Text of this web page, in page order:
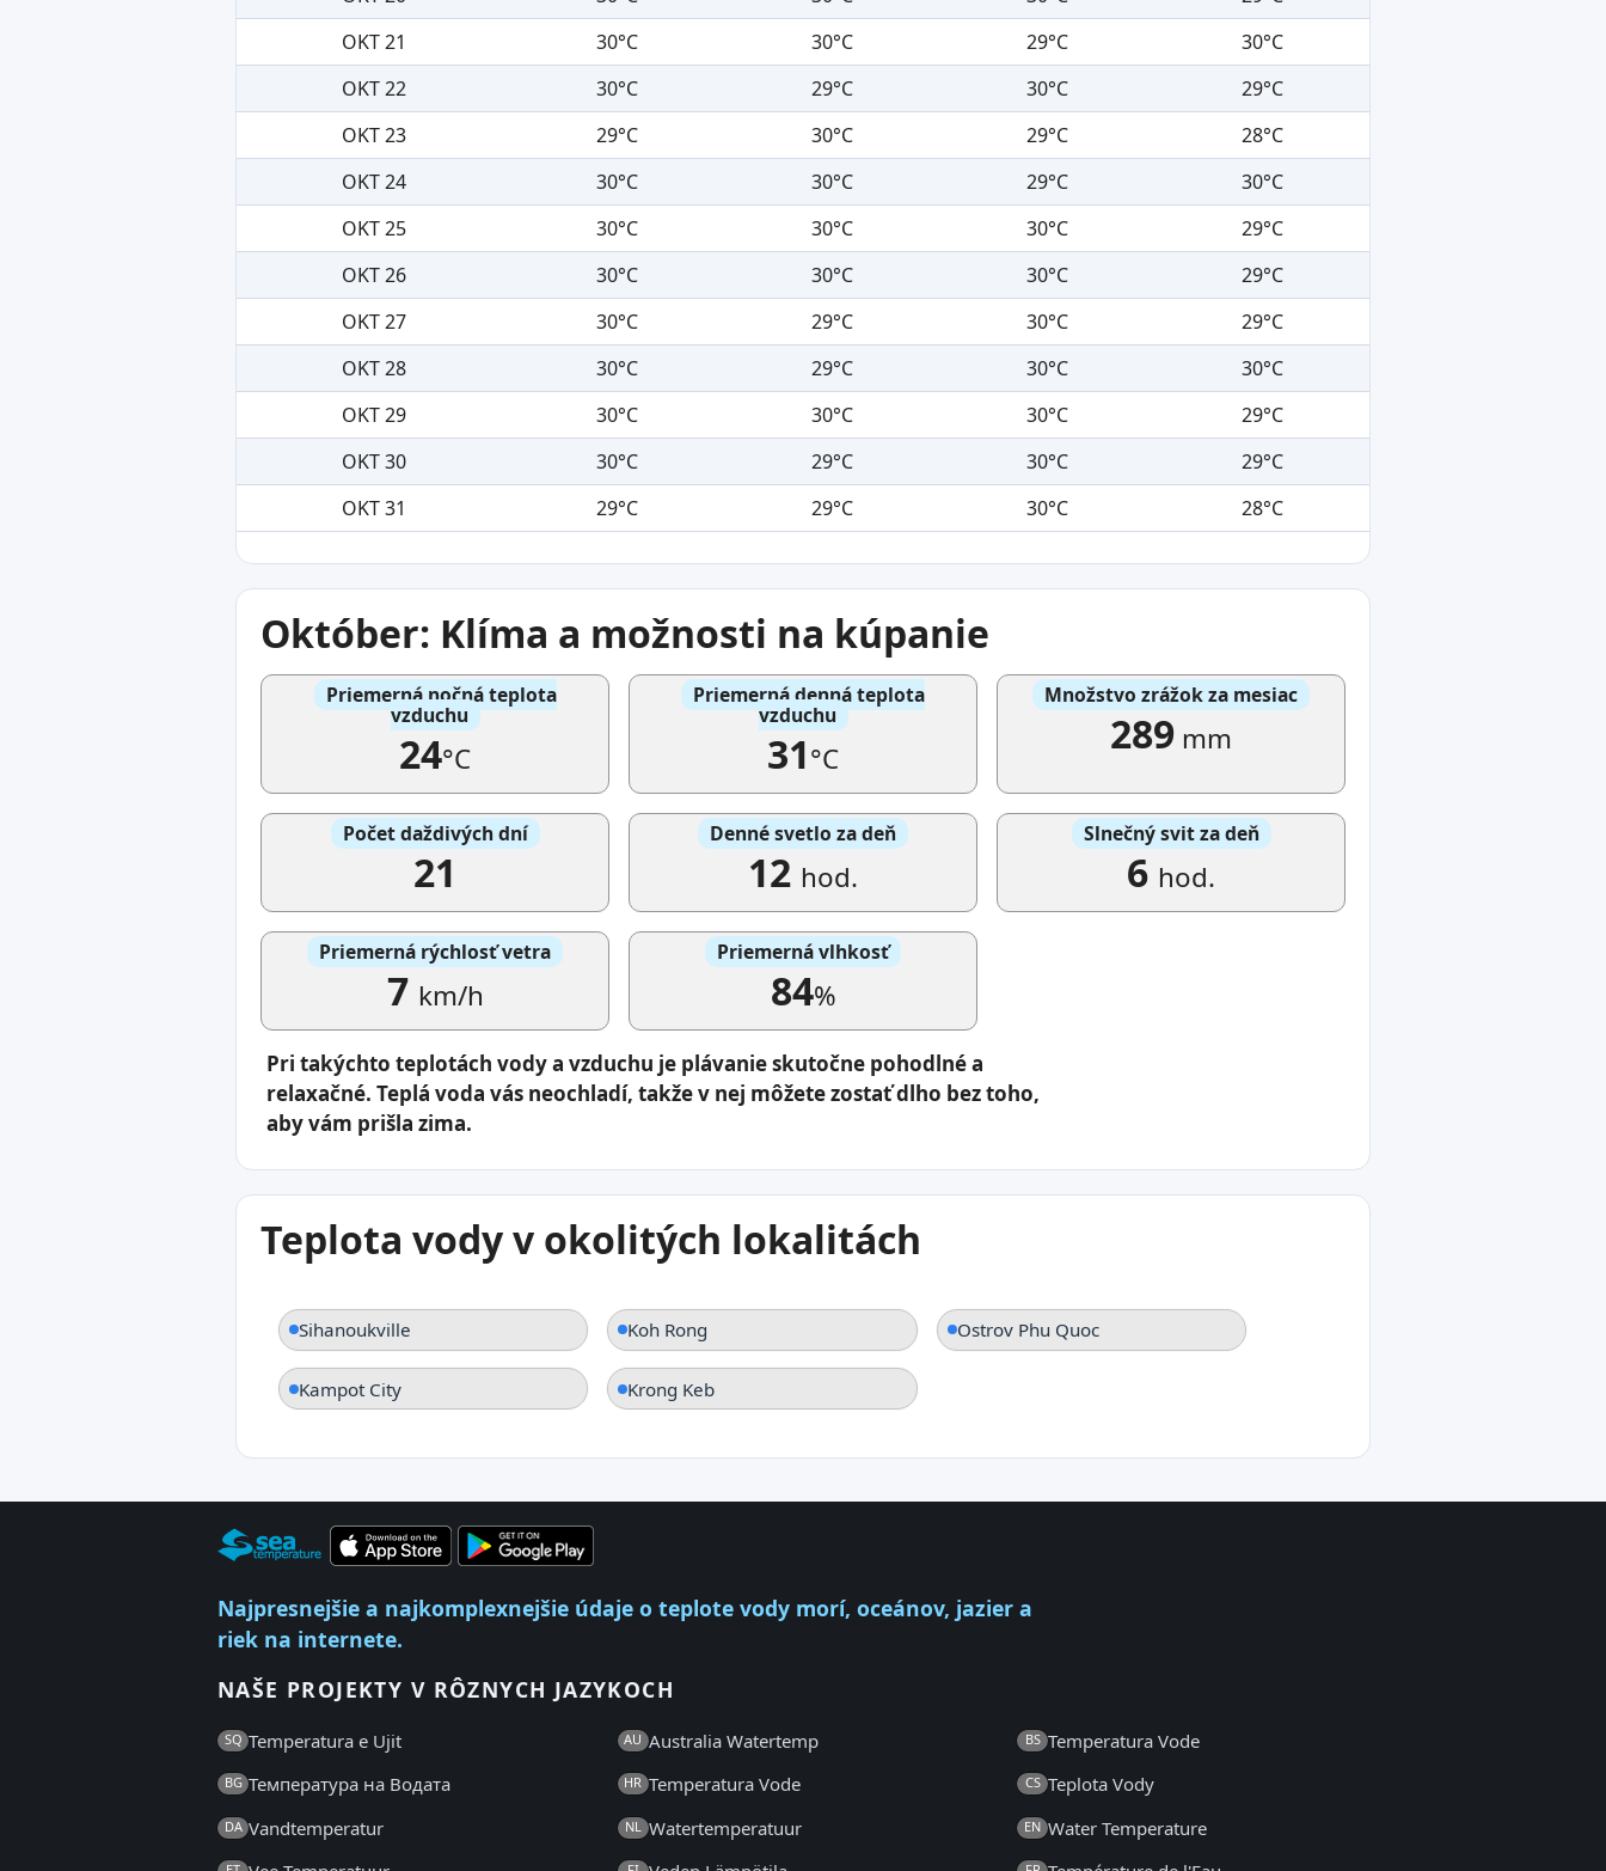
OKT 21
30°C 30°C 29°C
30°C
OKT 22
30°C 29°C 30°C
29°C
OKT 23
29°C 30°C 29°C
28°C
OKT 24
30°C 30°C 29°C
30°C
OKT 25
30°C 30°C 30°C
29°C
OKT 26
30°C 30°C 30°C
29°C
OKT 27
30°C 29°C 30°C
29°C
OKT 28
30°C 29°C 30°C
30°C
OKT 29
30°C 30°C 30°C
29°C
OKT 30
30°C 29°C 30°C
29°C
OKT 31
29°C 29°C 30°C 28°C
Október: Klíma a možnosti na kúpanie
Priemerná nočná teplota
vzduchu
24°C
Priemerná denná teplota
vzduchu
31°C
Množstvo zrážok za mesiac
289 mm
Počet daždivých dní
21
Denné svetlo za deň
12 hod.
Slnečný svit za deň
6 hod.
Priemerná rýchlosť vetra
7 km/h
Priemerná vlhkosť
84%
Pri takýchto teplotách vody a vzduchu je plávanie skutočne pohodlné a
relaxačné. Teplá voda vás neochladí, takže v nej môžete zostať dlho bez toho,
aby vám prišla zima.
Teplota vody v okolitých lokalitách
Sihanoukville Koh Rong Ostrov Phu Quoc
Kampot City Krong Keb
Najpresnejšie a najkomplexnejšie údaje o teplote vody morí, oceánov, jazier a
riek na internete.
NAŠE PROJEKTY V RÔZNYCH JAZYKOCH
SQ Temperatura e Ujit AU Australia Watertemp BS Temperatura Vode
BG Температура на Водата HR Temperatura Vode CS Teplota Vody
DA Vandtemperatur NL Watertemperatuur EN Water Temperature